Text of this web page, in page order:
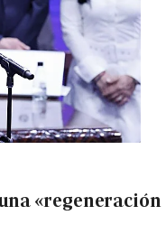
«regeneración